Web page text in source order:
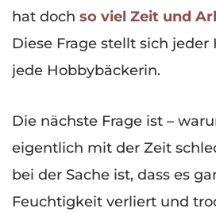
hat doch so viel Zeit und
Diese Frage stellt sich
jede Hobbybäckerin.
Die nächste Frage ist –
eigentlich mit der Zeit
bei der Sache ist, dass es
Feuchtigkeit verliert und